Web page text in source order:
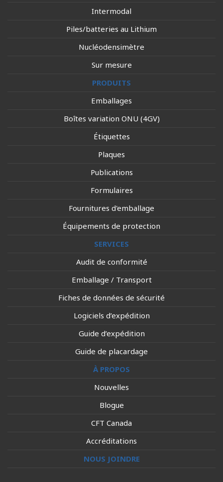
Intermodal
Piles/batteries au Lithium
Nucléodensimètre
Sur mesure
PRODUITS
Emballages
Boîtes variation ONU (4GV)
Étiquettes
Plaques
Publications
Formulaires
Fournitures d'emballage
Équipements de protection
SERVICES
Audit de conformité
Emballage / Transport
Fiches de données de sécurité
Logiciels d’expédition
Guide d’expédition
Guide de placardage
À PROPOS
Nouvelles
Blogue
CFT Canada
Accréditations
NOUS JOINDRE